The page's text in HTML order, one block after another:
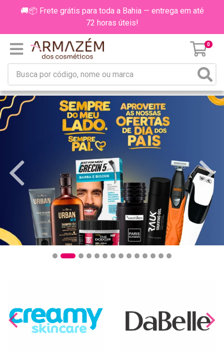
🚚📦 Frete grátis para toda a Bahia — entrega em até
72 horas úteis!
0